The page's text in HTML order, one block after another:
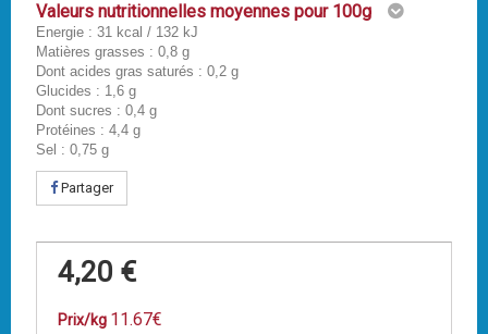
Valeurs nutritionnelles moyennes pour 100g
Energie : 31 kcal / 132 kJ
Matières grasses : 0,8 g
Dont acides gras saturés : 0,2 g
Glucides : 1,6 g
Dont sucres : 0,4 g
Protéines : 4,4 g
Sel : 0,75 g
Partager
4,20 €
Prix/kg 11.67€